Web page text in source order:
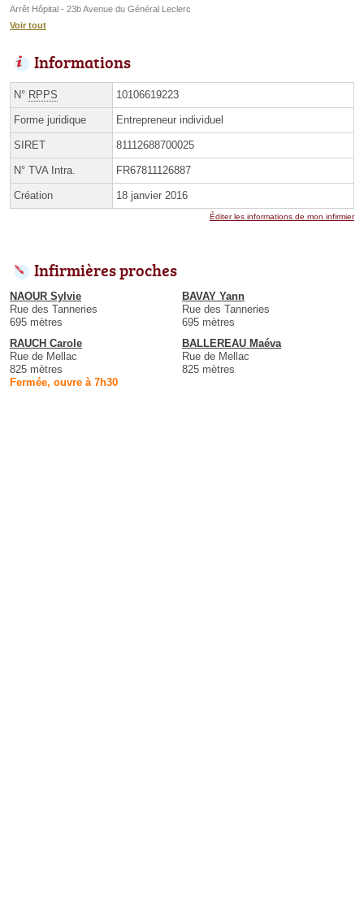
Arrêt Hôpital - 23b Avenue du Général Leclerc
Voir tout
Informations
N° RPPS 10106619223
Forme juridique Entrepreneur individuel
SIRET 81112688700025
N° TVA Intra. FR67811126887
Création 18 janvier 2016
Éditer les informations de mon infirmier
Infirmières proches
NAOUR Sylvie
Rue des Tanneries
695 mètres
BAVAY Yann
Rue des Tanneries
695 mètres
RAUCH Carole
Rue de Mellac
825 mètres
Fermée, ouvre à 7h30
BALLEREAU Maéva
Rue de Mellac
825 mètres